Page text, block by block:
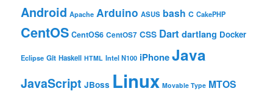
Android Apache Arduino ASUS bash C CakePHP
CentOS CentOS6 CentOS7 CSS Dart dartlang Docker
Eclipse Git Haskell HTML Intel N100 iPhoneJava
JavaScript JBoss Linux Movable Type MTOS